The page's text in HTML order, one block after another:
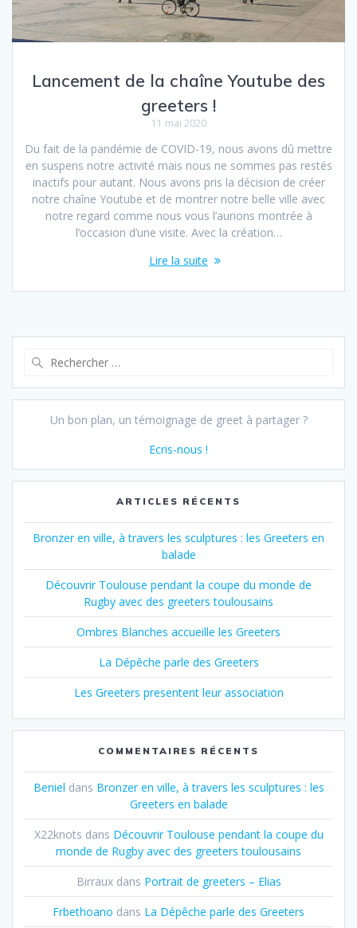
Lancement de la chaîne Youtube des
greeters !
11 mai 2020
Du fait de la pandémie de COVID-19, nous avons dû mettre
en suspens notre activité mais nous ne sommes pas restés
inactifs pour autant. Nous avons pris la décision de créer
notre chaîne Youtube et de montrer notre belle ville avec
notre regard comme nous vous l’aurions montrée à
l’occasion d’une visite. Avec la création…
Lire la suite
Un bon plan, un témoignage de greet à partager ?
Ecris-nous !
ARTICLES RÉCENTS
Bronzer en ville, à travers les sculptures : les Greeters en
balade
Découvrir Toulouse pendant la coupe du monde de
Rugby avec des greeters toulousains
Ombres Blanches accueille les Greeters
La Dépêche parle des Greeters
Les Greeters presentent leur association
COMMENTAIRES RÉCENTS
Beniel dans Bronzer en ville, à travers les sculptures : les
Greeters en balade
X22knots dans Découvrir Toulouse pendant la coupe du
monde de Rugby avec des greeters toulousains
Birrauxdans Portrait de greeters – Elias
Frbethoano dans La Dépêche parle des Greeters